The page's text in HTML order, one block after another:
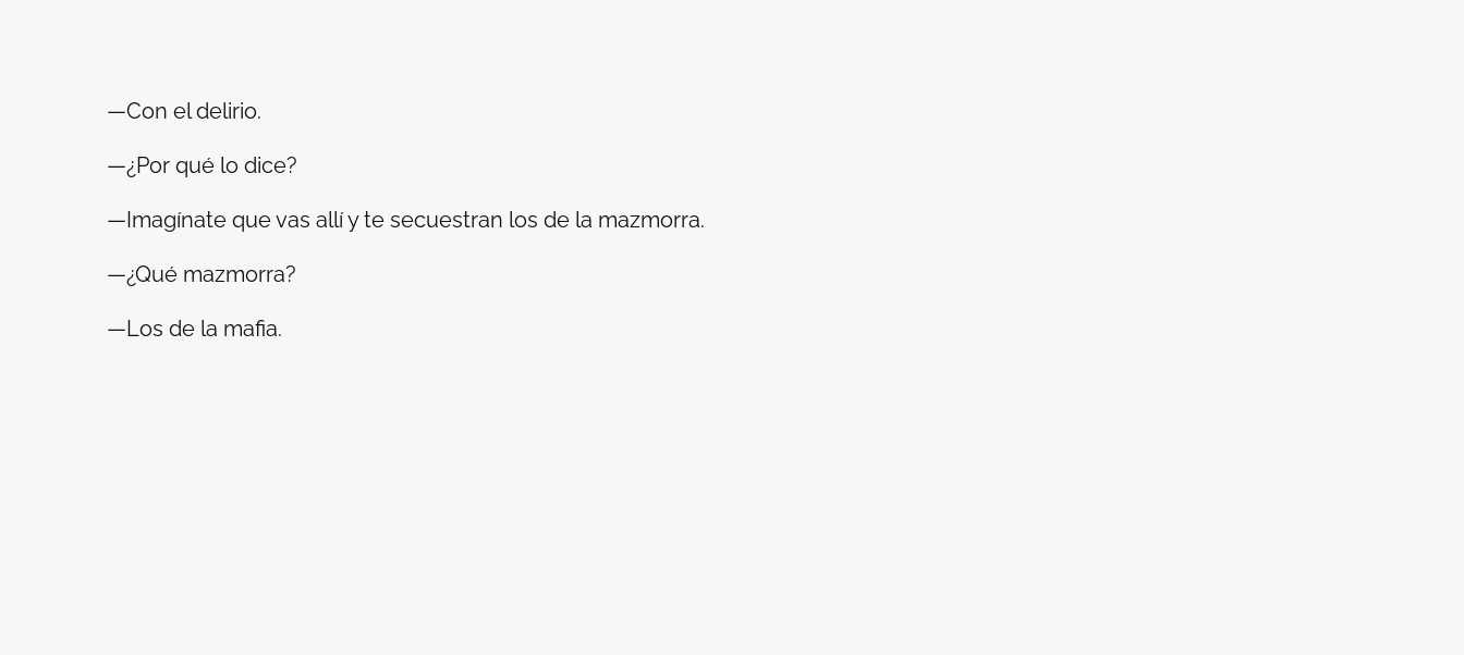
—Con el delirio.
—¿Por qué lo dice?
—Imagínate que vas allí y te secuestran los de la mazmorra.
—¿Qué mazmorra?
—Los de la mafia.